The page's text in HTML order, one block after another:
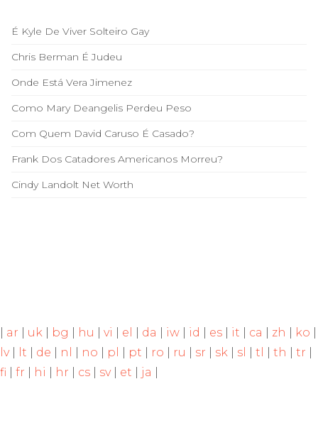
É Kyle De Viver Solteiro Gay
Chris Berman É Judeu
Onde Está Vera Jimenez
Como Mary Deangelis Perdeu Peso
Com Quem David Caruso É Casado?
Frank Dos Catadores Americanos Morreu?
Cindy Landolt Net Worth
ar uk bg hu vi el da iw id es it ca zh ko
lv| lt de nl no pl pt ro ru sr sk sl tl th tr
fi
fr hi hr cs sv| et ja